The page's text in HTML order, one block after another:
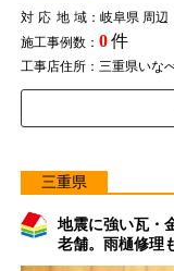
対応地域：岐阜県 周辺
施工事例数： 0件
工事店住所：三重県いな
三重県
地震に強い瓦・
老舗。雨樋修理